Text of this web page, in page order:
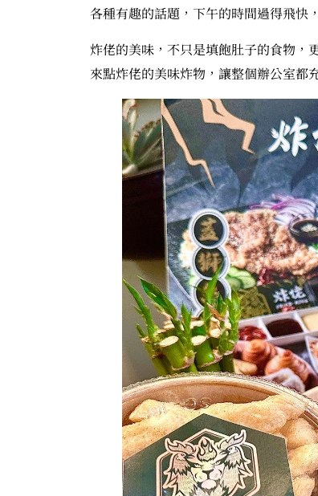
各種有趣的話題，下午的時間過得飛快
炸佬的美味，不只是填飽肚子的食物，
來點炸佬的美味炸物，讓整個辦公室都